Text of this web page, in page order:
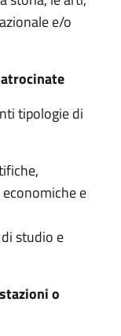
e/o
tipologie di
e
studio e
o